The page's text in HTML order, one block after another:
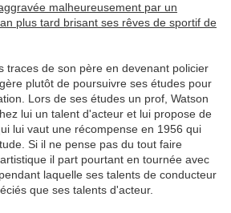
malheureusement par un
plus tard brisant ses rêves de sportif de
traces de son père en devenant policier
plutôt de poursuivre ses études pour
Lors de ses études un prof, Watson
lui un talent d'acteur et lui propose de
lui vaut une récompense en 1956 qui
Si il ne pense pas du tout faire
il part pourtant en tournée avec
laquelle ses talents de conducteur
que ses talents d'acteur.